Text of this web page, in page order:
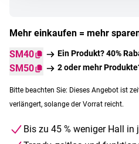
Mehr einkaufen = mehr
SM40
Ein Produkt? 40%
SM50 2 oder mehr
Bitte beachten Sie: Dieses Angebot ist
verlängert, solange der Vorrat reicht.
Bis zu 45 % weniger Hall in